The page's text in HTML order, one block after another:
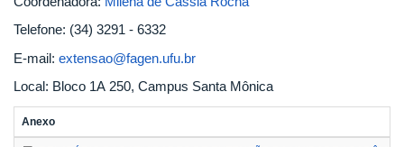
Telefone: (34) 3291 - 6332
E-mail: extensao@fagen.ufu.br
Local: Bloco 1A 250, Campus Santa Mônica
Anexo